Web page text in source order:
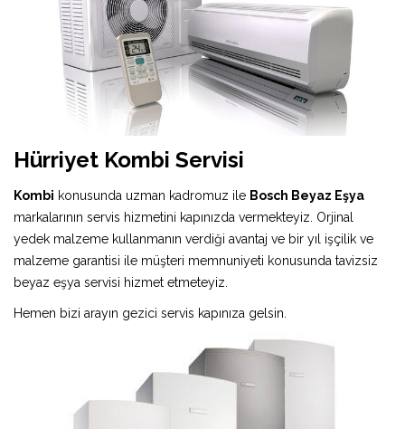
Hürriyet Kombi Servisi
Kombi konusunda uzman kadromuz ile Bosch Beyaz Eşya
markalarının servis hizmetini kapınızda vermekteyiz. Orjinal
yedek malzeme kullanmanın verdiği avantaj ve bir yıl işçilik ve
malzeme garantisi ile müşteri memnuniyeti konusunda tavizsiz
beyaz eşya servisi hizmet etmeteyiz.
Hemen bizi arayın gezici servis kapınıza gelsin.